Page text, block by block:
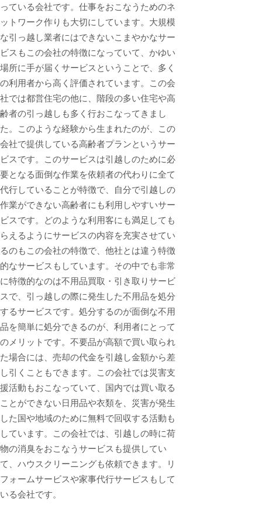
っている会社です。仕事をおこなうためのネ
ットワーク作りも大切にしています。大規模
な引っ越し業者にはできないこまやかなサー
ビスもこの会社の特徴になっていて、かゆい
場所に手が届くサービスということで、多く
の利用者から高く評価されています。この会
社では都営住宅の他に、階段の多い住宅や高
齢者の引っ越しも多く行おこなってきまし
た。このような経験から生まれたのが、この
会社で提供している高齢者プランというサー
ビスです。このサービスは引越しのために必
要となる面倒な作業を依頼者の代わりに全て
代行していることが特徴で、自分で引越しの
作業ができない高齢者にも利用しやすいサー
ビスです。どのような利用客にも満足しても
らえるようにサービスの内容を充実させてい
るのもこの会社の特徴で、他社とは違う特徴
的なサービスもしています。その中でも非常
に特徴的なのは不用品買取・引き取りサービ
スで、引っ越しの際に発生した不用品を処分
するサービスです。処分するのが面倒な不用
品を簡単に処分できるのが、利用者にとって
のメリットです。不要品が高額で買い取られ
た場合には、売却の代金を引越し金額から差
し引くこともできます。この会社では災害支
援活動もおこなっていて、国内では買い取る
ことができない日用品や衣類を、災害が発生
した国や地域のために無料で回収する活動も
しています。この会社では、引越しの時に荷
物の消臭をおこなうサービスも提供してい
て、ハウスクリーニングも依頼できます。リ
フォームサービスや家事代行サービスもして
いる会社です。